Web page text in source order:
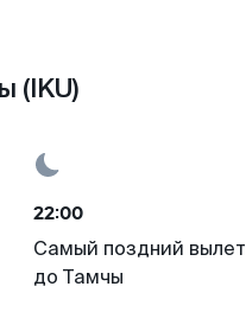
(IKU)
22:00
Самый поздний вылет
до Тамчы